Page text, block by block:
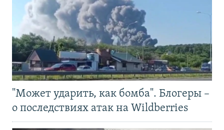
"Может ударить, как бомба". Блогеры –
о последствиях атак на Wildberries